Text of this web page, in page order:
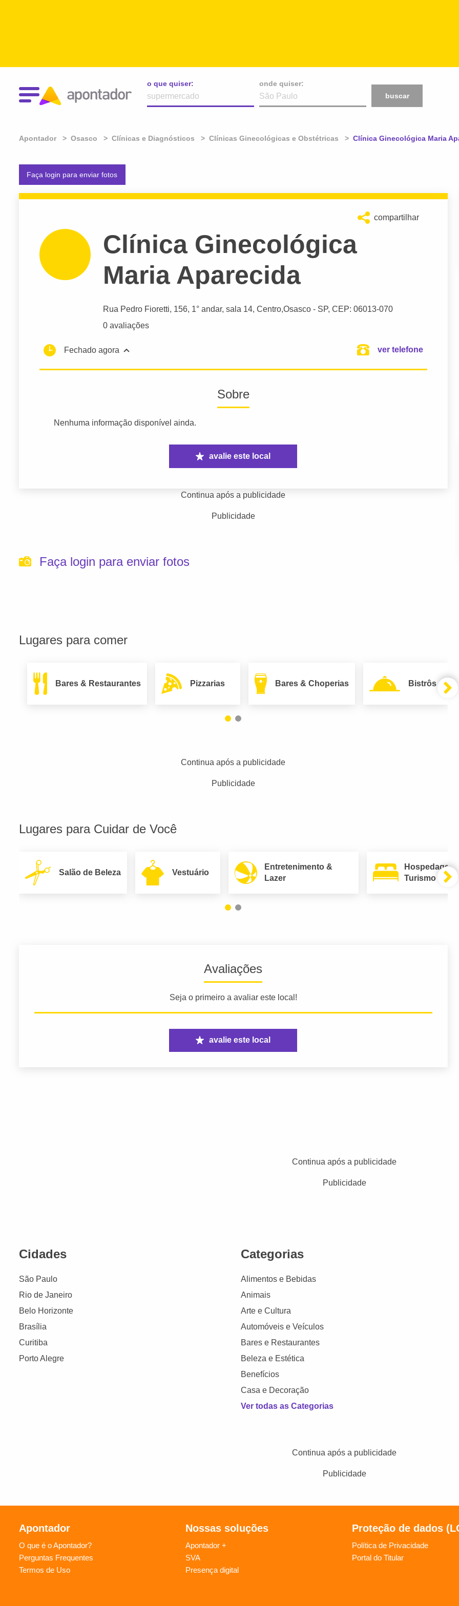
o que quiser:
onde quiser:
buscar
Apontador Osasco Clínicas e Diagnósticos Clínicas Ginecológicas e Obstétricas Atual:
Clínica Ginecológica Maria
Faça login para enviar fotos
compartilhar
Clínica Ginecológica
Maria Aparecida
Rua Pedro Fioretti, 156, 1° andar, sala 14, Centro,Osasco - SP, CEP: 06013-070
0 avaliações
Fechado agora ver telefone
Sobre
Nenhuma informação disponível ainda.
avalie este local
Continua após a publicidade
Publicidade
Faça login para enviar fotos
Lugares para comer
Bares & Restaurantes Pizzarias Bares & Choperias Bistrôs
Continua após a publicidade
Publicidade
Lugares para Cuidar de Você
Salão de Beleza Vestuário
Entretenimento &
Lazer
Hospedagem
Turismo
Avaliações
Seja o primeiro a avaliar este local!
avalie este local
Continua após a publicidade
Publicidade
Cidades
São Paulo
Rio de Janeiro
Belo Horizonte
Brasília
Curitiba
Porto Alegre
Categorias
Alimentos e Bebidas
Animais
Arte e Cultura
Automóveis e Veículos
Bares e Restaurantes
Beleza e Estética
Benefícios
Casa e Decoração
Ver todas as Categorias
Continua após a publicidade
Publicidade
Apontador
O que é o Apontador?
Perguntas Frequentes
Termos de Uso
Nossas soluções
Apontador +
SVA
Presença digital
Proteção de dados
Política de Privacidade
Portal do Titular